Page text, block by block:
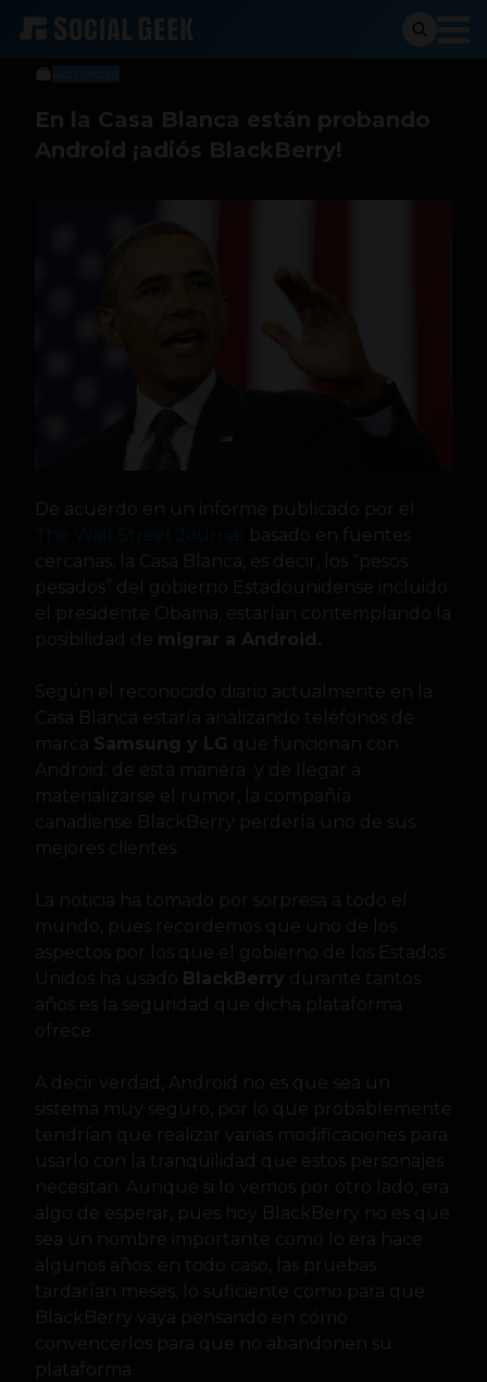
Sergio Ramos
21 de marzo de 2014
En la Casa Blanca están probando
Android ¡adiós BlackBerry!
De acuerdo en un informe publicado por el
basado en fuentes
cercanas, la Casa Blanca, es decir, los “pesos
pesados” del gobierno Estadounidense incluido
el presidente Obama, estarían contemplando la
posibilidad de migrar a Android.
Según el reconocido diario actualmente en la
Casa Blanca estaría analizando teléfonos de
marca Samsung y LG que funcionan con
Android; de esta manera y de llegar a
materializarse el rumor, la compañía
canadiense BlackBerry perdería uno de sus
mejores clientes.
La noticia ha tomado por sorpresa a todo el
mundo, pues recordemos que uno de los
aspectos por los que el gobierno de los Estados
Unidos ha usado
BlackBerry durante tantos
años es la seguridad que dicha plataforma
ofrece.
A decir verdad, Android no es que sea un
sistema muy seguro, por lo que probablemente
tendrían que realizar varias modificaciones para
usarlo con la tranquilidad que estos personajes
necesitan. Aunque si lo vemos por otro lado, era
algo de esperar, pues hoy BlackBerry no es que
sea un nombre importante como lo era hace
algunos años; en todo caso, las pruebas
tardarían meses, lo suficiente como para que
BlackBerry vaya pensando en cómo
convencerlos para que no abandonen su
plataforma.